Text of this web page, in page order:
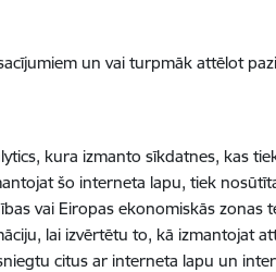
un vai turpmāk attēlot
kura izmanto sīkdatnes, kas
šo interneta lapu, tiek
vai Eiropas ekonomiskās
lai izvērtētu to, kā izmantojat
citus ar interneta lapu un